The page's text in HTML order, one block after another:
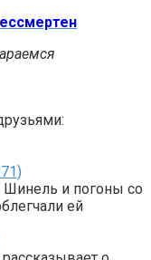
Шинель и погоны со
ей